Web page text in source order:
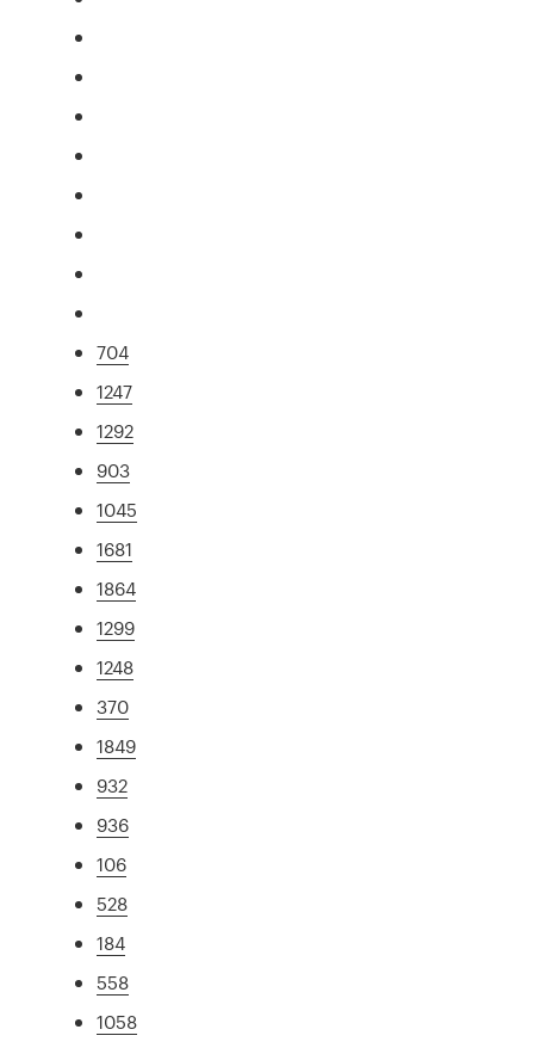
704
1247
1292
903
1045
1681
1864
1299
1248
370
1849
932
936
106
528
184
558
1058